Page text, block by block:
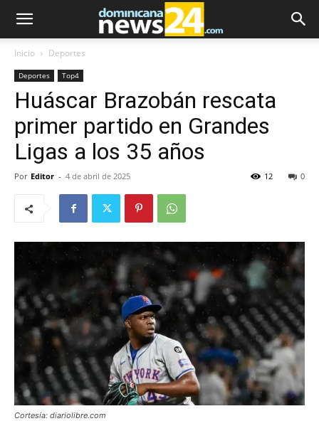
Inicio Deportes
Deportes Top4
Huáscar Brazobán rescata
primer partido en Grandes
Ligas a los 35 años
Por Editor - 4 de abril de 2025 0
12
Cortesía: diariolibre.com